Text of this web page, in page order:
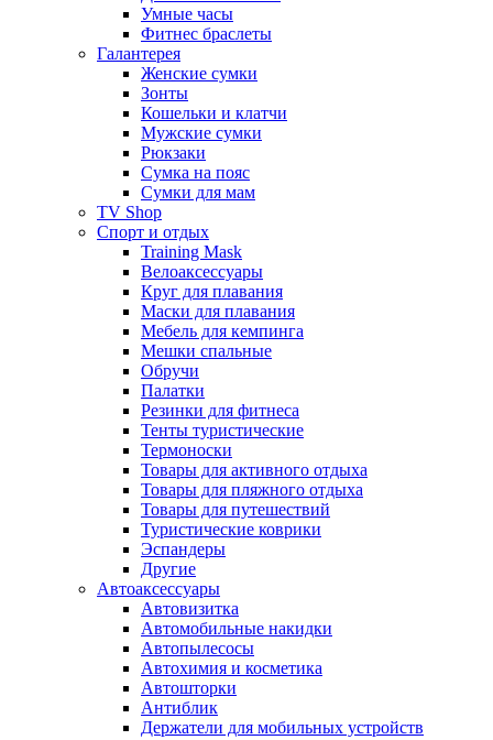
Умные часы
Фитнес браслеты
Галантерея
Женские сумки
Зонты
Кошельки и клатчи
Мужские сумки
Рюкзаки
Сумка на пояс
Сумки для мам
TV Shop
Спорт и отдых
Training Mask
Велоаксессуары
Круг для плавания
Маски для плавания
Мебель для кемпинга
Мешки спальные
Обручи
Палатки
Резинки для фитнеса
Тенты туристические
Термоноски
Товары для активного отдыха
Товары для пляжного отдыха
Товары для путешествий
Туристические коврики
Эспандеры
Другие
Автоаксессуары
Автовизитка
Автомобильные накидки
Автопылесосы
Автохимия и косметика
Автошторки
Антиблик
Держатели для мобильных устройств